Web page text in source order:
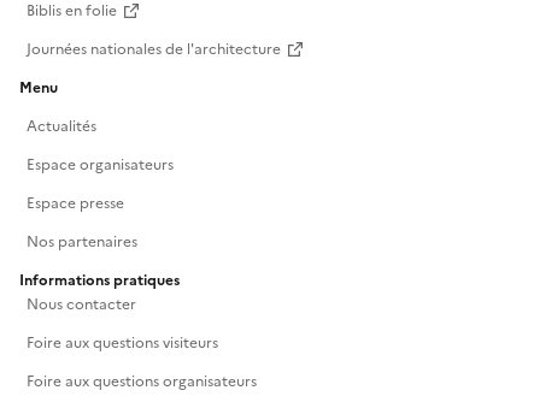
Biblis en folie
Journées nationales de l'architecture
Menu
Actualités
Espace organisateurs
Espace presse
Nos partenaires
Informations pratiques
Nous contacter
Foire aux questions visiteurs
Foire aux questions organisateurs